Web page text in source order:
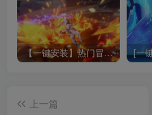
【一键安装】热门冒险策略类游戏崩坏：星穹铁道全新2.3版本一键端+一键代理+一键启动+免虚拟机
上一篇